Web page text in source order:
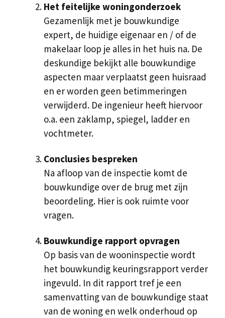
Het feitelijke woningonderzoek
Gezamenlijk met je bouwkundige
expert, de huidige eigenaar en / of de
makelaar loop je alles in het huis na. De
deskundige bekijkt alle bouwkundige
aspecten maar verplaatst geen huisraad
en er worden geen betimmeringen
verwijderd. De ingenieur heeft hiervoor
o.a. een zaklamp, spiegel, ladder en
vochtmeter.
Conclusies bespreken
Na afloop van de inspectie komt de
bouwkundige over de brug met zijn
beoordeling. Hier is ook ruimte voor
vragen.
Bouwkundige rapport opvragen
Op basis van de wooninspectie wordt
het bouwkundig keuringsrapport verder
ingevuld. In dit rapport tref je een
samenvatting van de bouwkundige staat
van de woning en welk onderhoud op